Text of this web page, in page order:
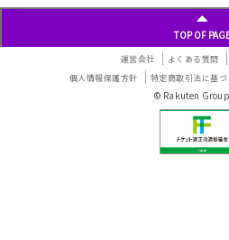
TOP OF
運営会社 よくある質問
個人情報保護方針
特定商取引法に基
© Rakuten